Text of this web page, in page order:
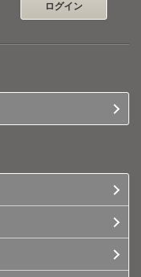
ログイン